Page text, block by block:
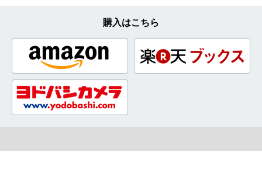
購入はこちら